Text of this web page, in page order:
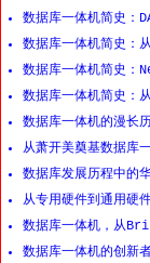
数据库一体机简史：
数据库一体机简史：
数据库一体机简史：
数据库一体机简史：
数据库一体机的漫长
从萧开美奠基数据库
数据库发展历程中的
从专用硬件到通用
数据库一体机，从
数据库一体机的创